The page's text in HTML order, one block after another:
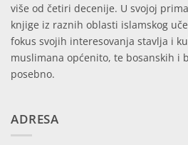
više od četiri decenije. U svojoj
knjige iz raznih oblasti islamskog
fokus svojih interesovanja stavlja i
muslimana općenito, te bosanskih i
posebno.
ADRESA